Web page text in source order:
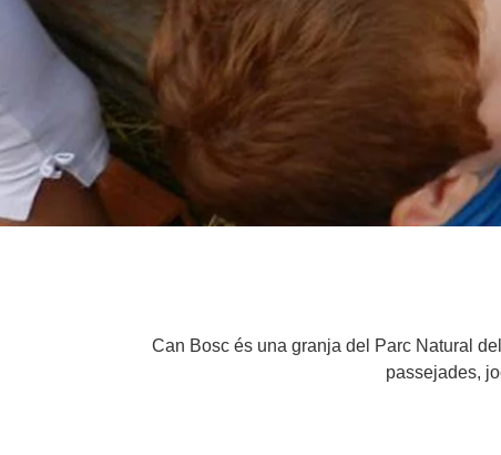
Can Bosc és una granja del Parc Natural
passejades,